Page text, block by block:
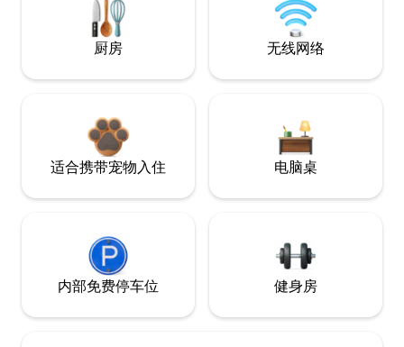
厨房 无线网络
适合携带宠物入住 电脑桌
内部免费停车位 健身房